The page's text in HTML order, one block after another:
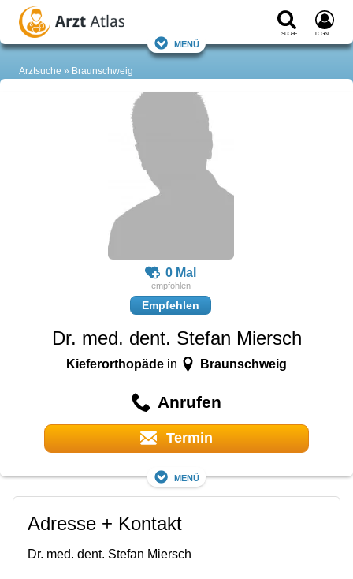
Suche Login
Menü
Arztsuche Braunschweig
0 Mal
Empfehlen
Dr. med. dent. Stefan Miersch
Kieferorthopädein Braunschweig
Anrufen
Termin
Menü
Adresse + Kontakt
Dr. med. dent. Stefan Miersch